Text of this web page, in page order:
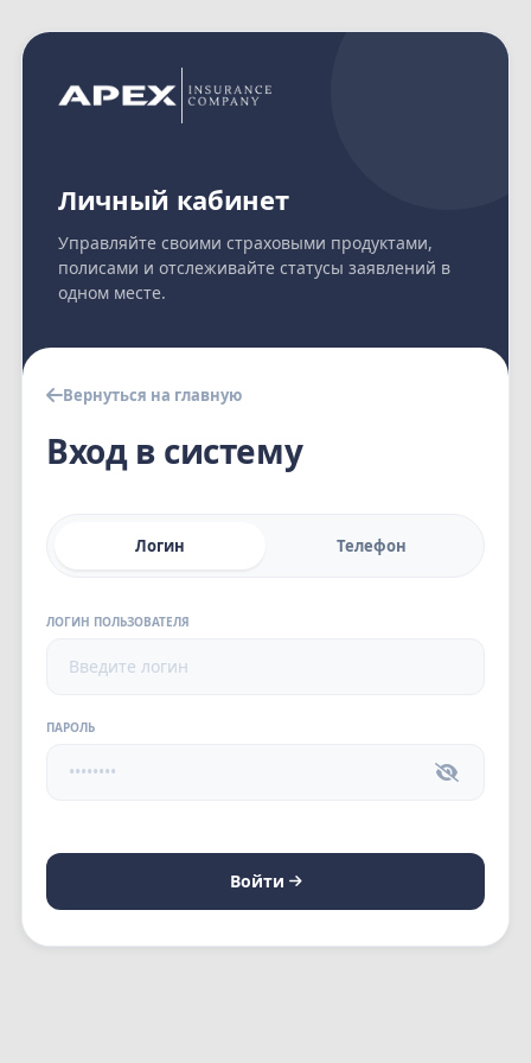
Личный кабинет
Управляйте своими страховыми продуктами,
полисами и отслеживайте статусы заявлений в
одном месте.
Вернуться на главную
Вход в систему
Логин Телефон
ЛОГИН ПОЛЬЗОВАТЕЛЯ
ПАРОЛЬ
Войти